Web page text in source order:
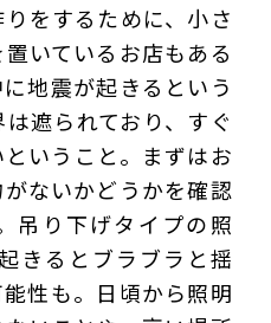
をするために、小さ
いているお店もある
地震が起きるという
遮られており、すぐ
いうこと。まずはお
ないかどうかを確認
吊り下げタイプの照
きるとブラブラと揺
性も。日頃から照明